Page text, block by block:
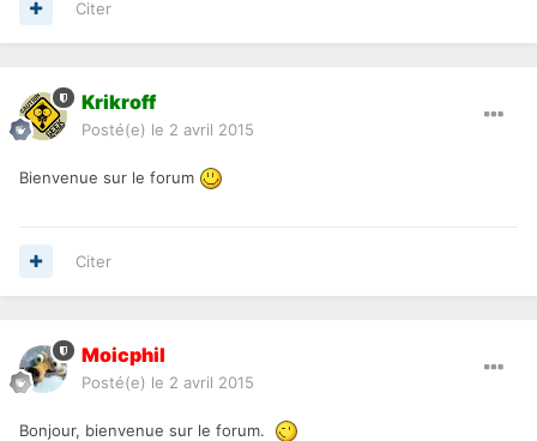
Citer
Krikroff
Posté(e) le 2 avril 2015
Bienvenue sur le forum
Citer
Moicphil
Posté(e) le 2 avril 2015
Bonjour, bienvenue sur le forum.